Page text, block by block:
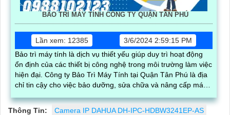
BẢO TRÌ MÁY TÍNH CÔNG TY QUẬN TÂN PHÚ
Lần xem: 12385
3/6/2024 2:59:15 PM
Bảo trì máy tính là dịch vụ thiết yếu giúp duy trì hoạt động
ổn định của các thiết bị công nghệ trong môi trường làm việc
hiện đại. Công ty Bảo Trì Máy Tính tại Quận Tân Phú là địa
chỉ tin cậy cho việc bảo dưỡng, sửa chữa và nâng cấp máy
Thông Tin:
Camera IP DAHUA DH-IPC-HDBW3241EP-AS